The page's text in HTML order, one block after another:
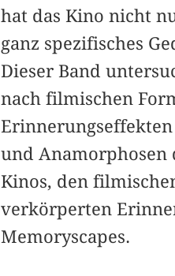
hat das Kino nicht
ganz spezifisches
Dieser Band
nach filmischen
und Anamorphosen
Kinos, den
verkörperten
Memoryscapes.